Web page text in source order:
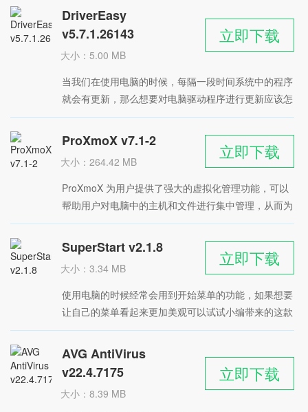
下载吧
DriverEasy
v5.7.1.26143
大小：5.00 MB
星级：
立即下载
当我们在使用电脑的时候，每隔一段时间系统中的程序
就会有更新，那么想要对电脑驱动程序进行更新应该怎
么操作呢？大家可以来试试小编带来的这款
DriverEasy 软件，这是一款出色的驱动更新工具，可
以帮助用户直观地查看系统各项信息参数，方便更好地
了解自己的电脑数据，绿色安全。
ProXmoX v7.1-2
大小：264.42 MB
星级：
立即下载
​ProXmoX 为用户提供了强大的虚拟化管理功能，可以
帮助用户对电脑中的主机和文件进行集中管理，从而为
查找和访问提供了方便，节省用户的时间软件基于
Debian Linux打造，具备了两种不同的虚拟化技术，包
括内核虚拟机和容器虚拟机，能够有效地管理服务器资
源，简单方便。
SuperStart v2.1.8
大小：3.34 MB
星级：
立即下载
使用电脑的时候经常会用到开始菜单的功能，如果想要
让自己的菜单看起来更加美观可以试试小编带来的这款
SuperStart 软件，这是一个功能简单但很实用的优化工
具，可以对用户的菜单进行美化修改，支持自由选择开
始菜单的样式，打造自定义菜单，风格多样，支持
Windows系统。
AVG AntiVirus
v22.4.7175
大小：8.39 MB
立即下载